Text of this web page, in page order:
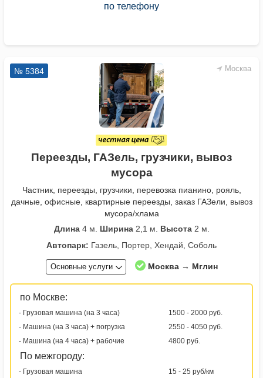
по телефону
Москва
№ 5384
Переезды, ГАЗель, грузчики, вывоз
мусора
Частник, переезды, грузчики, перевозка пианино, рояль,
дачные, офисные, квартирные переезды, заказ ГАЗели, вывоз
мусора/хлама
Длина4 м. Ширина2,1 м. Высота2 м.
Автопарк: Газель, Портер, Хендай, Соболь
Основные услуги Москва → Мглин
по Москве:
- Грузовая машина (на 3 часа)
1500 - 2000 руб.
- Машина (на 3 часа) + погрузка
2550 - 4050 руб.
- Машина (на 4 часа) + рабочие
4800 руб.
По межгороду:
- Грузовая машина 15 - 25 руб/км